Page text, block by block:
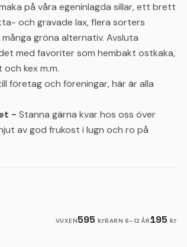
på våra egeninlagda sillar, ett brett
och gravade lax, flera sorters
gröna alternativ. Avsluta
med favoriter som hembakt ostkaka,
kex m.m.
företag och föreningar, här är alla
- Stanna gärna kvar hos oss över
av god frukost i lugn och ro på
VUXEN595 krBARN 6–12 ÅR195 kr